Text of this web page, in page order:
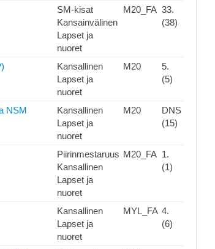
SM-kisat
Kansainvälinen
Lapset ja
nuoret
M20_FA 33.
(38)
Kansallinen
Lapset ja
nuoret
M20
5.
(5)
NSM
Kansallinen
Lapset ja
nuoret
M20
DNS
(15)
Piirinmestaruus
Kansallinen
Lapset ja
nuoret
M20_FA 1.
(1)
Kansallinen
Lapset ja
nuoret
MYL_FA 4.
(6)